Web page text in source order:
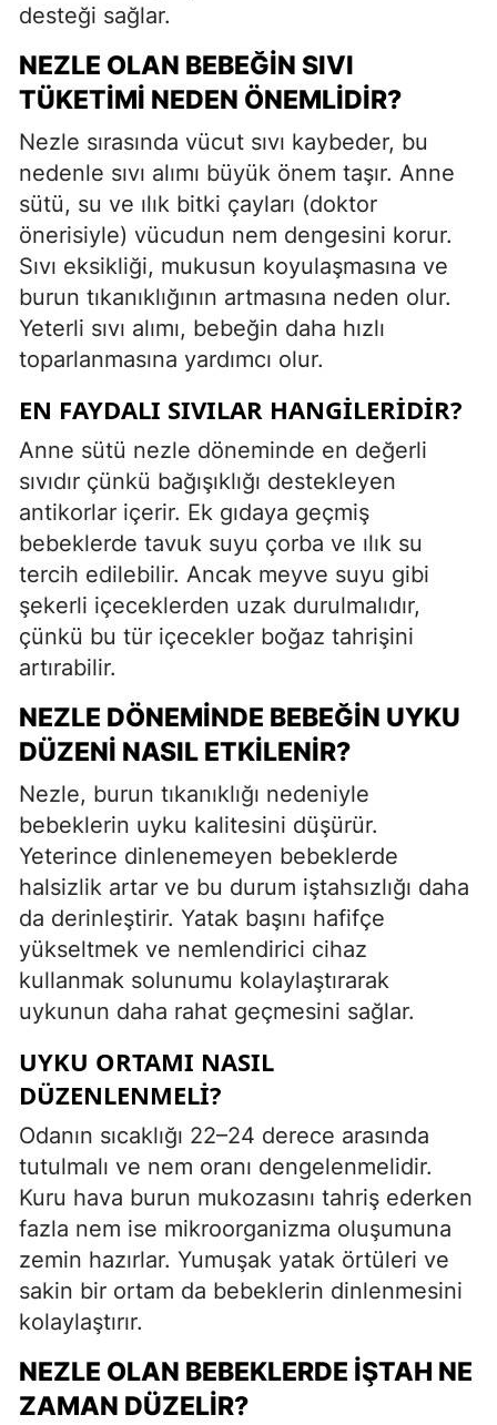
desteği sağlar.
NEZLE OLAN BEBEĞIN SIVI
TÜKETIMI NEDEN ÖNEMLIDIR?
Nezle sırasında vücut sıvı kaybeder, bu
nedenle sıvı alımı büyük önem taşır. Anne
sütü, su ve ılık bitki çayları (doktor
önerisiyle) vücudun nem dengesini korur.
Sıvı eksikliği, mukusun koyulaşmasına ve
burun tıkanıklığının artmasına neden olur.
Yeterli sıvı alımı, bebeğin daha hızlı
toparlanmasına yardımcı olur.
EN FAYDALI SIVILAR HANGILERIDIR?
Anne sütü nezle döneminde en değerli
sıvıdır çünkü bağışıklığı destekleyen
antikorlar içerir. Ek gıdaya geçmiş
bebeklerde tavuk suyu çorba ve ılık su
tercih edilebilir. Ancak meyve suyu gibi
şekerli içeceklerden uzak durulmalıdır,
çünkü bu tür içecekler boğaz tahrişini
artırabilir.
NEZLE DÖNEMINDE BEBEĞIN UYKU
DÜZENI NASIL ETKILENIR?
Nezle, burun tıkanıklığı nedeniyle
bebeklerin uyku kalitesini düşürür.
Yeterince dinlenemeyen bebeklerde
halsizlik artar ve bu durum iştahsızlığı daha
da derinleştirir. Yatak başını hafifçe
yükseltmek ve nemlendirici cihaz
kullanmak solunumu kolaylaştırarak
uykunun daha rahat geçmesini sağlar.
UYKU ORTAMI NASIL
DÜZENLENMELI?
Odanın sıcaklığı 22–24 derece arasında
tutulmalı ve nem oranı dengelenmelidir.
Kuru hava burun mukozasını tahriş ederken
fazla nem ise mikroorganizma oluşumuna
zemin hazırlar. Yumuşak yatak örtüleri ve
sakin bir ortam da bebeklerin dinlenmesini
kolaylaştırır.
NEZLE OLAN BEBEKLERDE İŞTAH NE
ZAMAN DÜZELIR?